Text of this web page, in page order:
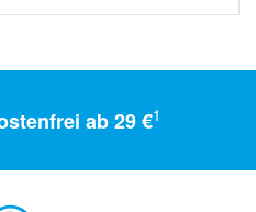
ab 29 €1